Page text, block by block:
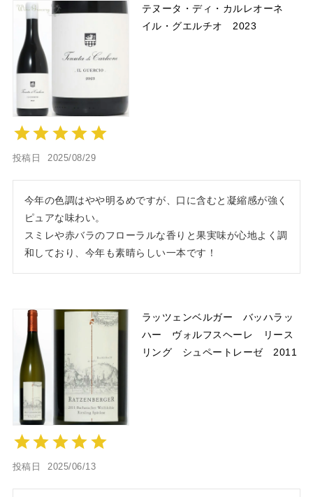
テヌータ・ディ・カルレオーネ
イル・グエルチオ 2023
投稿日 2025/08/29
今年の色調はやや明るめですが、口に含むと凝縮感が強く
ピュアな味わい。
スミレや赤バラのフローラルな香りと果実味が心地よく調
和しており、今年も素晴らしい一本です！
ラッツェンベルガー バッハラッ
ハー ヴォルフスヘーレ リース
リング シュペートレーゼ 2011
投稿日 2025/06/13